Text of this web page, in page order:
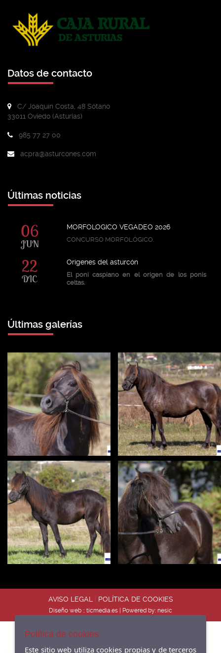
Datos de contacto
C/ Joaquín Costa, 48 Sótano
33011 Oviedo (Asturias)
985 77 27 00
acpra@asturcones.com
Últimas noticias
06
JUN
MORFOLOGICO VEGADEO 2026
CONCURSO MORFOLÓGICO.
22
DIC
Orígenes del asturcón
El poni caspiano en el origen de los ponis
celtas.
Últimas galerías
AVISO LEGAL POLÍTICA DE COOKIES
Diseño web :: ticmedia.es | Powered by: nesic
Política de cookies
Este sitio web utiliza cookies propias y de terceros